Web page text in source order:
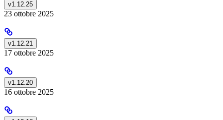
v1.12.25
23 ottobre 2025
v1.12.21
17 ottobre 2025
v1.12.20
16 ottobre 2025